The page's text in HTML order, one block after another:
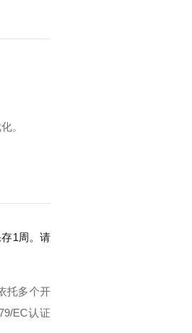
。
1周。请
托多个开
EC认证